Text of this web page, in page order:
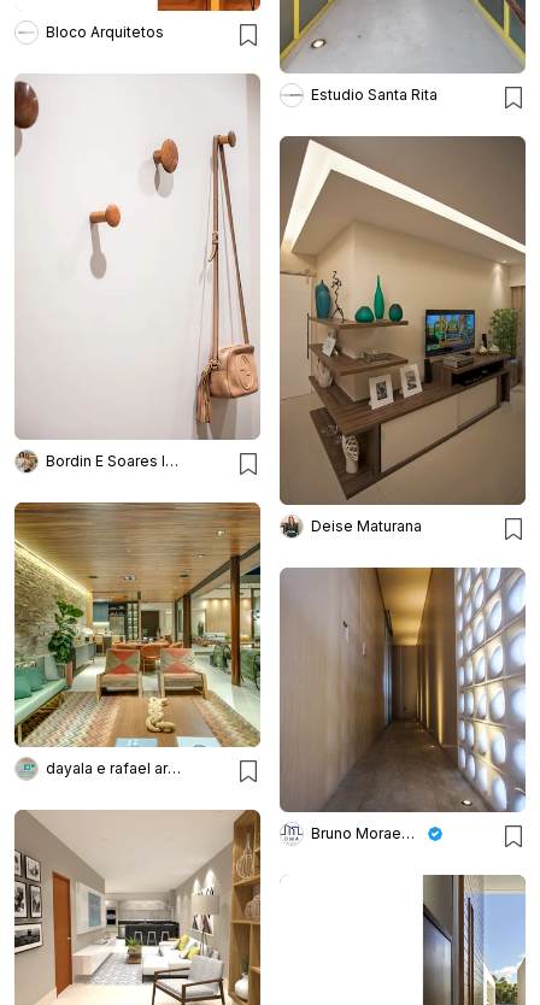
Estudio Santa Rita
Bloco Arquitetos
Bordin E Soares Interiores
Deise Maturana
dayala e rafael arquitetos associados
Bruno Moraes Arquitetura